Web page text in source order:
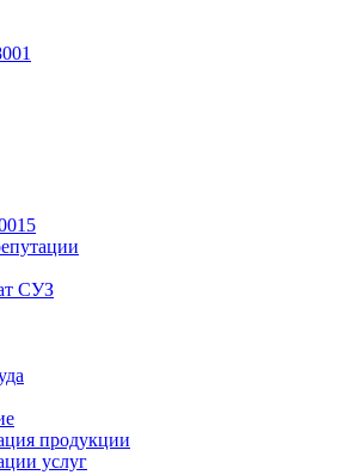
СУЗ
продукции
услуг